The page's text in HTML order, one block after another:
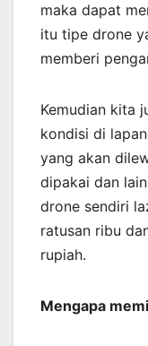
maka dapat
itu tipe drone
memberi
Kemudian kita
kondisi di
yang akan
dipakai dan
drone sendiri
ratusan ribu
rupiah.
Mengapa